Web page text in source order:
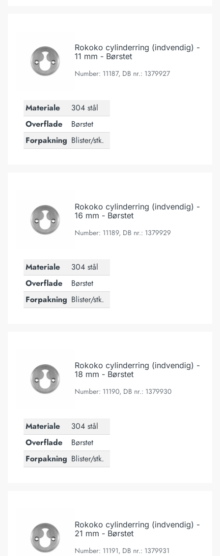
Rokoko cylinderring (indvendig) -
11 mm - Børstet
Number: 11187, DB nr.: 1379927
Materiale
304 stål
Overflade
Børstet
Forpakning Blister/stk.
Rokoko cylinderring (indvendig) -
16 mm - Børstet
Number: 11189, DB nr.: 1379929
Materiale
304 stål
Overflade
Børstet
Forpakning Blister/stk.
Rokoko cylinderring (indvendig) -
18 mm - Børstet
Number: 11190, DB nr.: 1379930
Materiale
304 stål
Overflade
Børstet
Forpakning Blister/stk.
Rokoko cylinderring (indvendig) -
21 mm - Børstet
Number: 11191, DB nr.: 1379931